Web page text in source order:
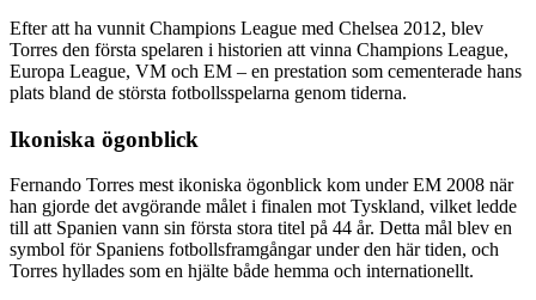
Efter att ha vunnit Champions League med Chelsea 2012, blev
Torres den första spelaren i historien att vinna Champions League,
Europa League, VM och EM – en prestation som cementerade hans
plats bland de största fotbollsspelarna genom tiderna.
Ikoniska ögonblick
Fernando Torres mest ikoniska ögonblick kom under EM 2008 när
han gjorde det avgörande målet i finalen mot Tyskland, vilket ledde
till att Spanien vann sin första stora titel på 44 år. Detta mål blev en
symbol för Spaniens fotbollsframgångar under den här tiden, och
Torres hyllades som en hjälte både hemma och internationellt.